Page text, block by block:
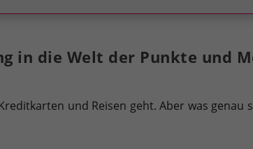
in die Welt der Punkte und
und Reisen geht. Aber was genau